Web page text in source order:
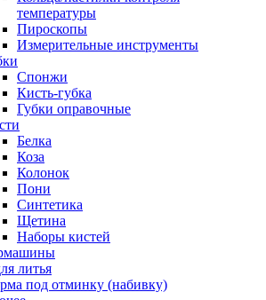
температуры
Пироскопы
Измерительные инструменты
Спонжи
Кисть-губка
Губки оправочные
Белка
Коза
Колонок
Пони
Синтетика
Щетина
Наборы кистей
литья
под отминку (набивку)